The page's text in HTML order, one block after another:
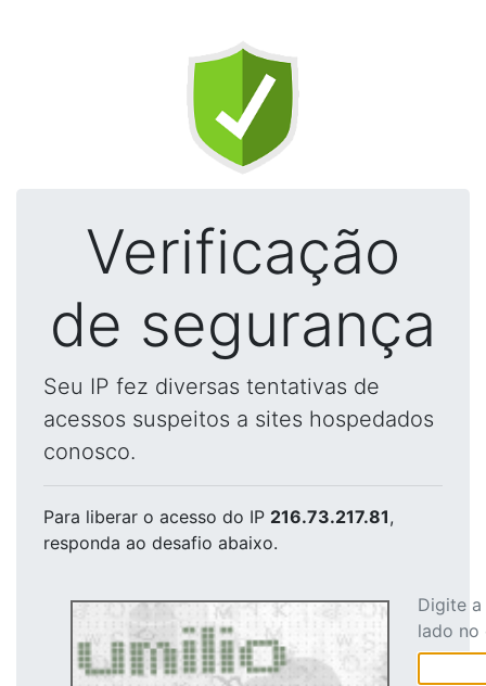
Verificação
de segurança
Seu IP fez diversas tentativas de
acessos suspeitos a sites hospedados
conosco.
Para liberar o acesso do IP 216.73.217.81,
responda ao desafio abaixo.
Digite
lado no